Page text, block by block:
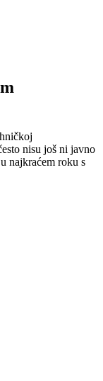
nisu još ni javno
najkraćem roku s